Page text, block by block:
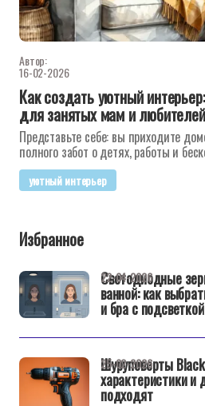
Автор:
16-02-2026
Как создать уютный
для занятых мам и
Представьте себе: вы приходите
полного забот о детях, работы и
уютный интерьер
Избранное
Светодиодные
ванной: как
и бра с
22-04-2026
Шуруповерты
характеристики и
подходят
25-02-2026